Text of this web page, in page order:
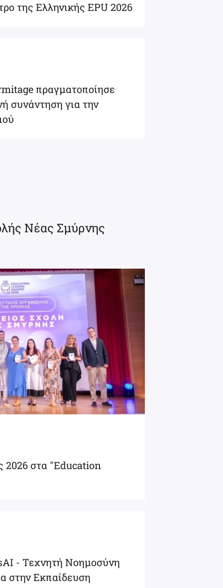
της Ελληνικής ΕPU 2026
πραγματοποίησε
συνάντηση για την
Νέας Σμύρνης
2026 στα "Education
- Τεχνητή Νοημοσύνη
στην Εκπαίδευση